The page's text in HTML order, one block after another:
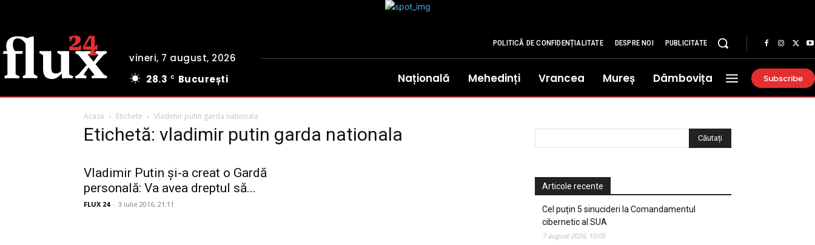
vineri, 7 august, 2026
28.3 C București
POLITICĂ DE CONFIDENȚIALITATE DESPRE NOI PUBLICITATE
Națională Mehedinți Vrancea Mureș Dâmbovița Subscribe
Acasă Etichete Vladimir putin garda nationala
Etichetă: vladimir putin garda nationala
Vladimir Putin și-a creat o Gardă
personală: Va avea dreptul să...
FLUX 24 - 3 iulie 2016, 21:11
Articole recente
Cel puțin 5 sinucideri la Comandamentul
cibernetic al SUA
7 august 2026, 10:05